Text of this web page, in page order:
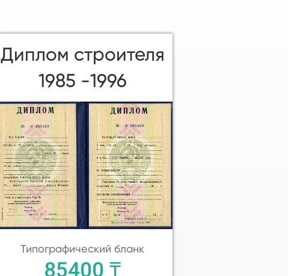
Диплом строителя
1985 -1996
Типографический бланк
85400 ₸